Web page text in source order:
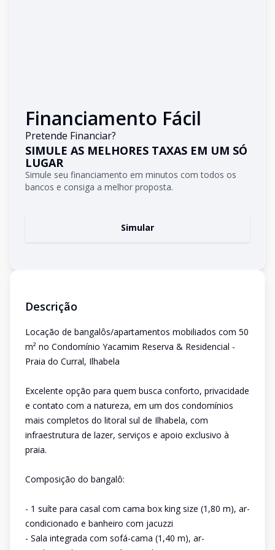
Financiamento Fácil
Pretende Financiar?
SIMULE AS MELHORES TAXAS EM UM SÓ
LUGAR
Simule seu financiamento em minutos com todos os
bancos e consiga a melhor proposta.
Simular
Descrição
Locação de bangalôs/apartamentos mobiliados com 50
m² no Condomínio Yacamim Reserva & Residencial -
Praia do Curral, Ilhabela
Excelente opção para quem busca conforto, privacidade
e contato com a natureza, em um dos condomínios
mais completos do litoral sul de Ilhabela, com
infraestrutura de lazer, serviços e apoio exclusivo à
praia.
Composição do bangalô:
- 1 suíte para casal com cama box king size (1,80 m), ar-
condicionado e banheiro com jacuzzi
- Sala integrada com sofá-cama (1,40 m), ar-